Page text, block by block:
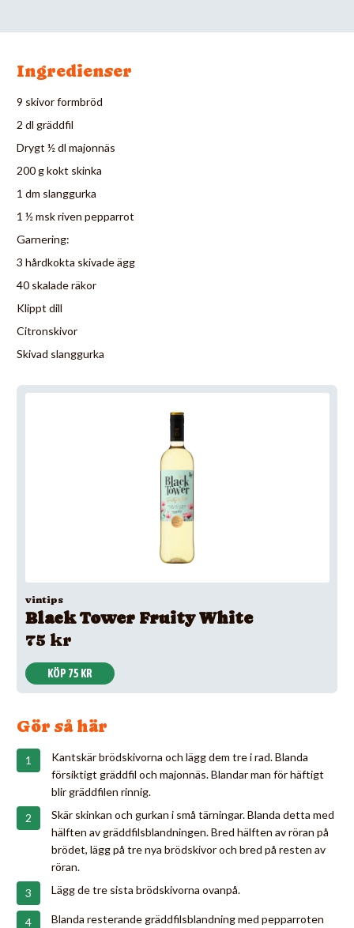
Ingredienser
9 skivor formbröd
2 dl gräddfil
Drygt ½ dl majonnäs
200 g kokt skinka
1 dm slanggurka
1 ½ msk riven pepparrot
Garnering:
3 hårdkokta skivade ägg
40 skalade räkor
Klippt dill
Citronskivor
Skivad slanggurka
vintips
Black Tower Fruity White
75 kr
KÖP 75 KR
Gör så här
Kantskär brödskivorna och lägg dem tre i rad. Blanda
försiktigt gräddfil och majonnäs. Blandar man för häftigt
blir gräddfilen rinnig.
Skär skinkan och gurkan i små tärningar. Blanda detta med
hälften av gräddfilsblandningen. Bred hälften av röran på
brödet, lägg på tre nya brödskivor och bred på resten av
röran.
Lägg de tre sista brödskivorna ovanpå.
Blanda resterande gräddfilsblandning med pepparroten